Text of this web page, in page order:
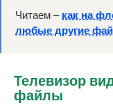
Читаем –как на
любые другие
Телевизор
файлы